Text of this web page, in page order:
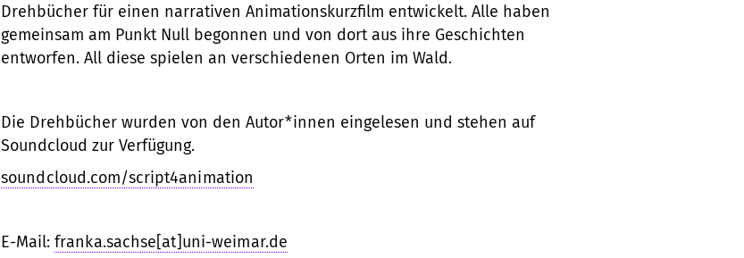
Drehbücher für einen narrativen Animationskurzfilm entwickelt. Alle haben
gemeinsam am Punkt Null begonnen und von dort aus ihre Geschichten
entworfen. All diese spielen an verschiedenen Orten im Wald.
Die Drehbücher wurden von den Autor*innen eingelesen und stehen auf
Soundcloud zur Verfügung.
soundcloud.com/script4animation
E-Mail: franka.sachse[at]uni-weimar.de